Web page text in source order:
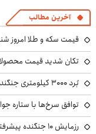
آخرین مطالب
قیمت سکه و طلا امروز شنبه ۱۷ مرداد ۱۴۰۵
تکان شدید قیمت محصولات
بُرد ۳۰۰۰ کیلومتری جنگنده سوخو-۳۰ با مخزن سوخت ۹.۶ تُنی
توافق سرخ‌ها با ستاره
رزمایش ۱۰ جنگنده پیشرفته روسیه بر فراز اروپای مرکزی با مهمات واقعی